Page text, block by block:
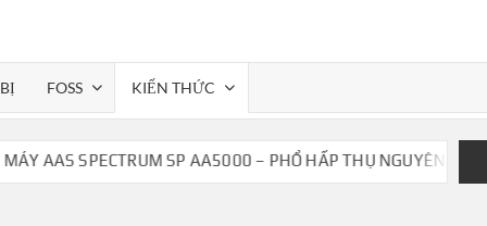
FOSS KIẾN THỨC
SP AA5000 – PHỔ HẤP THỤ NGUYÊN TỬ